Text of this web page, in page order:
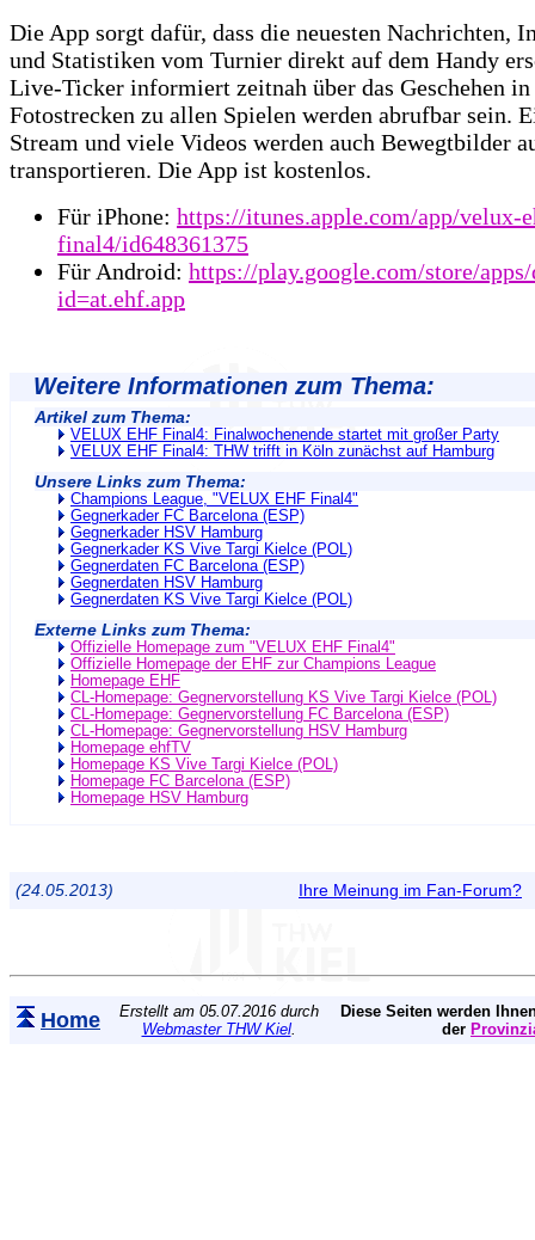
Die App sorgt dafür, dass die neuesten Nachrichten,
und Statistiken vom Turnier direkt auf dem Handy
Live-Ticker informiert zeitnah über das Geschehen
Fotostrecken zu allen Spielen werden abrufbar sein.
Stream und viele Videos werden auch Bewegtbilder
transportieren. Die App ist kostenlos.
Für iPhone: https://itunes.apple.com/app/velux-
final4/id648361375
Für Android: https://play.google.com/store/
id=at.ehf.app
Weitere Informationen zum Thema:
Artikel zum Thema:
VELUX EHF Final4: Finalwochenende startet mit großer Party
VELUX EHF Final4: THW trifft in Köln zunächst auf Hamburg
Unsere Links zum Thema:
Champions League, "VELUX EHF Final4"
Gegnerkader FC Barcelona (ESP)
Gegnerkader HSV Hamburg
Gegnerkader KS Vive Targi Kielce (POL)
Gegnerdaten FC Barcelona (ESP)
Gegnerdaten HSV Hamburg
Gegnerdaten KS Vive Targi Kielce (POL)
Externe Links zum Thema:
Offizielle Homepage zum "VELUX EHF Final4"
Offizielle Homepage der EHF zur Champions League
Homepage EHF
CL-Homepage: Gegnervorstellung KS Vive Targi Kielce (POL)
CL-Homepage: Gegnervorstellung FC Barcelona (ESP)
CL-Homepage: Gegnervorstellung HSV Hamburg
Homepage ehfTV
Homepage KS Vive Targi Kielce (POL)
Homepage FC Barcelona (ESP)
Homepage HSV Hamburg
(24.05.2013) Ihre Meinung im Fan-Forum?
Home
Erstellt am 05.07.2016 durch
Webmaster THW Kiel.
Diese Seiten werden
der